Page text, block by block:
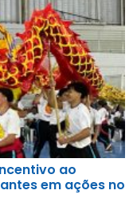
ao
em ações no